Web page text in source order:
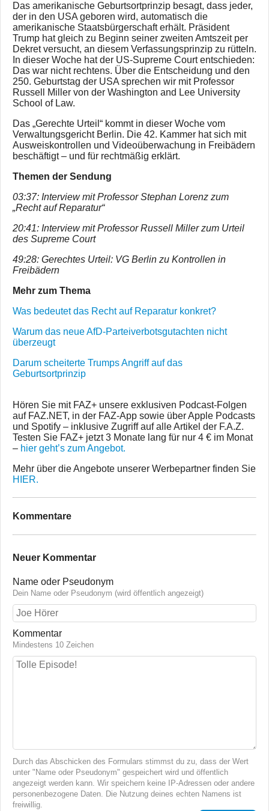
Das amerikanische Geburtsortprinzip besagt, dass jeder,
der in den USA geboren wird, automatisch die
amerikanische Staatsbürgerschaft erhält. Präsident
Trump hat gleich zu Beginn seiner zweiten Amtszeit per
Dekret versucht, an diesem Verfassungsprinzip zu rütteln.
In dieser Woche hat der US-Supreme Court entschieden:
Das war nicht rechtens. Über die Entscheidung und den
250. Geburtstag der USA sprechen wir mit Professor
Russell Miller von der Washington and Lee University
School of Law.
Das „Gerechte Urteil“ kommt in dieser Woche vom
Verwaltungsgericht Berlin. Die 42. Kammer hat sich mit
Ausweiskontrollen und Videoüberwachung in Freibädern
beschäftigt – und für rechtmäßig erklärt.
Themen der Sendung
03:37: Interview mit Professor Stephan Lorenz zum
„Recht auf Reparatur“
20:41: Interview mit Professor Russell Miller zum Urteil
des Supreme Court
49:28: Gerechtes Urteil: VG Berlin zu Kontrollen in
Freibädern
Mehr zum Thema
Was bedeutet das Recht auf Reparatur konkret?
Warum das neue AfD-Parteiverbotsgutachten nicht
überzeugt
Darum scheiterte Trumps Angriff auf das
Geburtsortprinzip
Hören Sie mit FAZ+ unsere exklusiven Podcast-Folgen
auf FAZ.NET, in der FAZ-App sowie über Apple Podcasts
und Spotify – inklusive Zugriff auf alle Artikel der F.A.Z.
Testen Sie FAZ+ jetzt 3 Monate lang für nur 4 € im Monat
– hier geht’s zum Angebot.
Mehr über die Angebote unserer Werbepartner finden Sie
HIER.
Kommentare
Neuer Kommentar
Name oder Pseudonym
Dein Name oder Pseudonym (wird öffentlich angezeigt)
Kommentar
Mindestens 10 Zeichen
Durch das Abschicken des Formulars stimmst du zu, dass der Wert
unter "Name oder Pseudonym" gespeichert wird und öffentlich
angezeigt werden kann. Wir speichern keine IP-Adressen oder andere
personenbezogene Daten. Die Nutzung deines echten Namens ist
freiwillig.